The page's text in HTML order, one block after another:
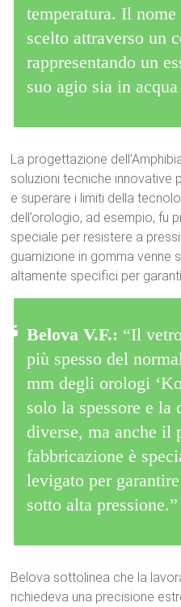
temperatura. Il nome
scelto attraverso un
rappresentando un
suo agio sia in
La progettazione
soluzioni tecniche innovative
e superare i limiti della
dell’orologio, ad esempio, fu
speciale per resistere a
guarnizione in gomma venne
altamente specifici per
Belova V.F.: “Il
più spesso del
mm degli orologi
solo la spessore e la
diverse, ma anche il
fabbricazione è
levigato per
sotto alta pressione.”
Belova sottolinea che la
richiedeva una precisione